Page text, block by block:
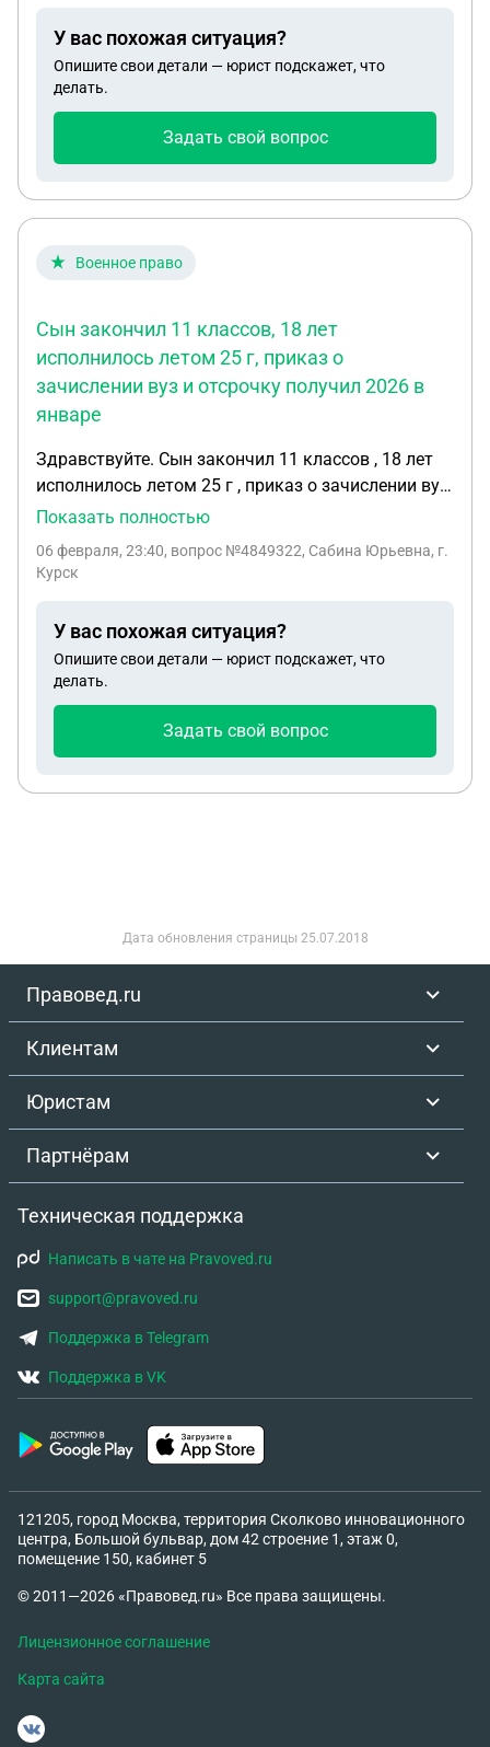
У вас похожая ситуация?
Опишите свои детали — юрист подскажет, что
делать.
Задать свой вопрос
Военное право
Сын закончил 11 классов, 18 лет
исполнилось летом 25 г, приказ о
зачислении вуз и отсрочку получил 2026 в
январе
Здравствуйте. Сын закончил 11 классов , 18 лет
исполнилось летом 25 г , приказ о зачислении вуз
и отсрочку получил 2026 в январе , могут ли
за его не явки в сентября - декабрь ?
Показать полностью
06 февраля, 23:40, вопрос №4849322, Сабина Юрьевна, г.
Курск
У вас похожая ситуация?
Опишите свои детали — юрист подскажет, что
делать.
Задать свой вопрос
Дата обновления страницы 25.07.2018
Правовед.ru
Клиентам
Юристам
Партнёрам
Техническая поддержка
Написать в чате на Pravoved.ru
support@pravoved.ru
Поддержка в Telegram
Поддержка в VK
121205, город Москва, территория Сколково инновационного
центра, Большой бульвар, дом 42 строение 1, этаж 0,
помещение 150, кабинет 5
© 2011—2026 «Правовед.ru» Все права защищены.
Лицензионное соглашение
Карта сайта